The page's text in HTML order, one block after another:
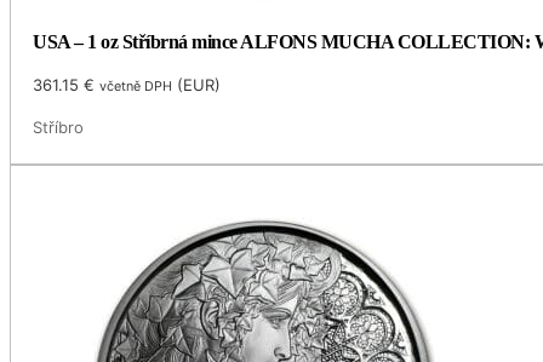
USA – 1 oz Stříbrná mince ALFONS MUCHA COLLECTION:
361.15€ včetně DPH (EUR)
Stříbro